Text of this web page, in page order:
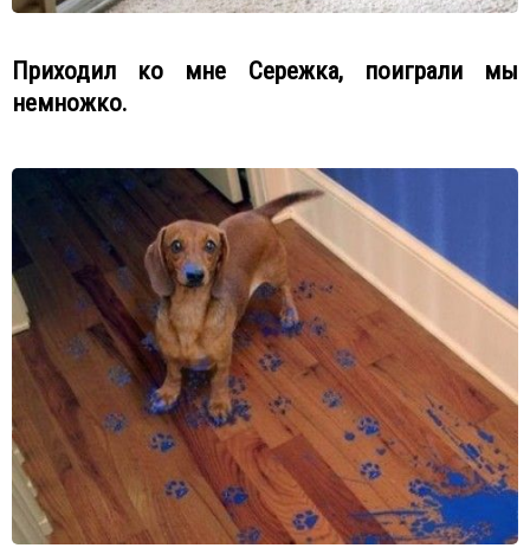
Приходил ко мне Сережка, поиграли мы
немножко.